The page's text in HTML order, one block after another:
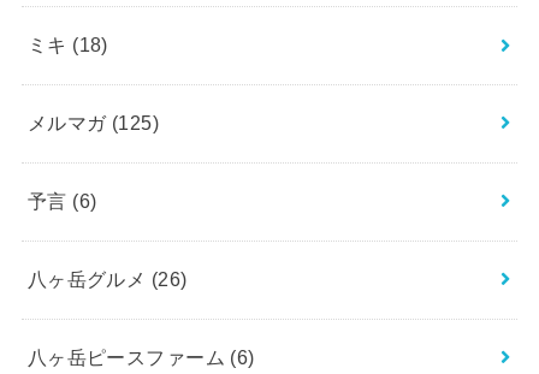
ミキ (18)
メルマガ (125)
予言 (6)
八ヶ岳グルメ (26)
八ヶ岳ピースファーム (6)